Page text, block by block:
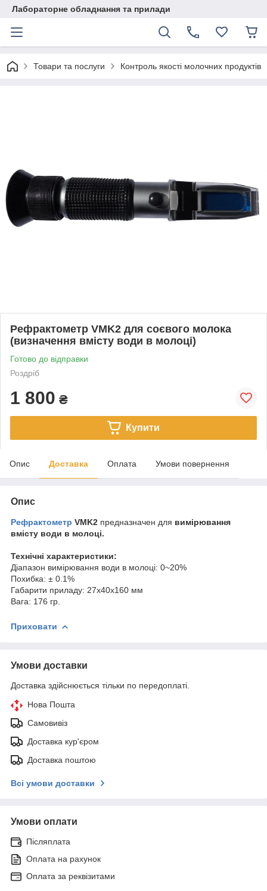
Лабораторне обладнання та прилади
Товари та послуги Контроль якості молочних продуктів
Рефрактометр VMK2 для соєвого молока
(визначення вмісту води в молоці)
Готово до відправки
Роздріб
1 800 ₴
Купити
Опис Доставка Оплата Умови повернення
Опис
Рефрактометр VMK2 предназначен для вимірювання
вмісту води в молоці.
Технічні характеристики:
Діапазон вимірювання води в молоці: 0~20%
Похибка: ± 0.1%
Габарити приладу: 27х40х160 мм
Вага: 176 гр.
Приховати
Умови доставки
Доставка здійснюється тільки по передоплаті.
Нова Пошта
Самовивіз
Доставка кур'єром
Доставка поштою
Всі умови доставки
Умови оплати
Післяплата
Оплата на рахунок
Оплата за реквізитами